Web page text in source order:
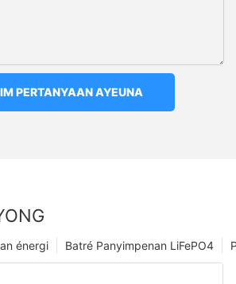
PERTANYAAN AYEUNA
Batré Panyimpenan LiFePO4
énergi